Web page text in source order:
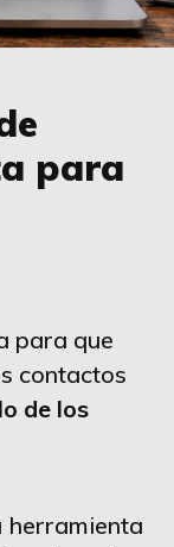
para
para que
contactos
de los
herramienta